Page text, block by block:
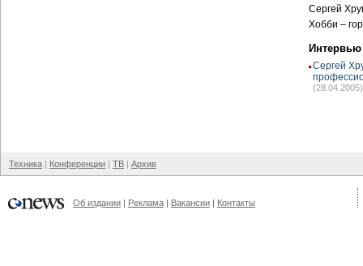
Сергей
Хобби –
Интервью
Сергей
(28.04.2005)
Техника Конференции ТВ Архив
Об издании Реклама Вакансии Контакты